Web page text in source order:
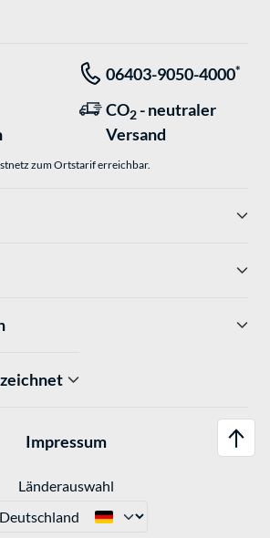
06403-9050-4000*
CO2 - neutraler
Versand
zum Ortstarif erreichbar.
Impressum
Länderauswahl